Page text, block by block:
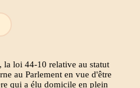
la loi 44-10 relative au statut
au Parlement en vue d'être
qui a élu domicile en plein